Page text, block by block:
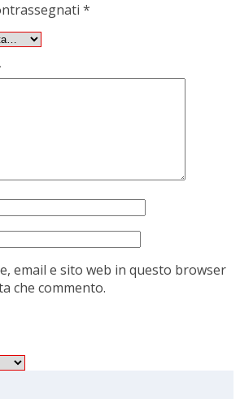
*
email e sito web in questo browser
che commento.